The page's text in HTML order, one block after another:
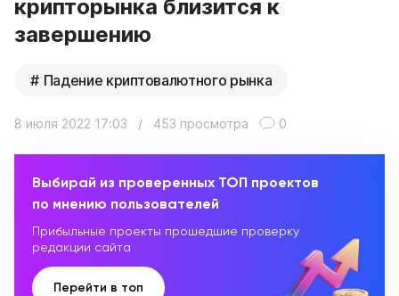
крипторынка близится к
завершению
Падение криптовалютного рынка
8 июля 2022 17:03 / 453 просмотра 0
Выбирай из проверенных ТОП проектов
по мнению пользователей
Прибыльные проекты прошедшие проверку
редакции сайта
Перейти в топ